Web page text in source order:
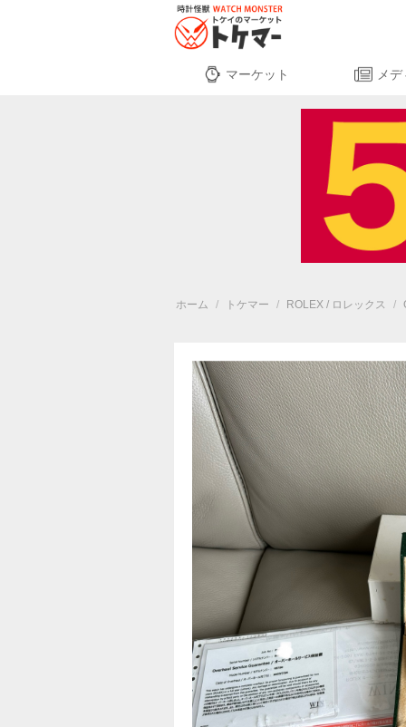
マーケット メ
ホーム / トケマー / ROLEX / ロレックス /